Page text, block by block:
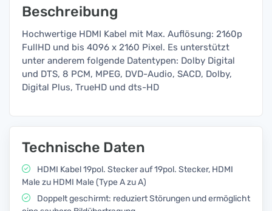
Beschreibung
Hochwertige HDMI Kabel mit Max. Auflösung: 2160p
FullHD und bis 4096 x 2160 Pixel. Es unterstützt
unter anderem folgende Datentypen: Dolby Digital
und DTS, 8 PCM, MPEG, DVD-Audio, SACD, Dolby,
Digital Plus, TrueHD und dts-HD
Technische Daten
HDMI Kabel 19pol. Stecker auf 19pol. Stecker, HDMI
Male zu HDMI Male (Type A zu A)
Doppelt geschirmt: reduziert Störungen und ermöglicht